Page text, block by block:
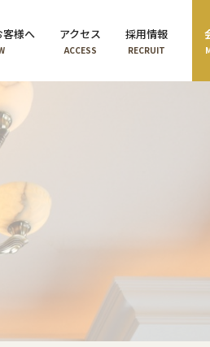
客様へ アクセス
ACCESS
採用情報
RECRUIT